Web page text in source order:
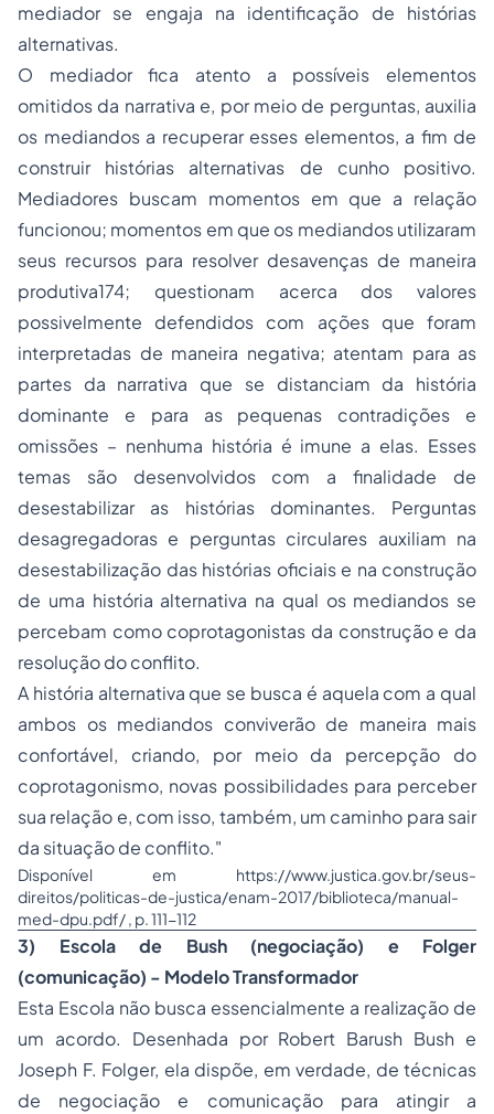
mediador se engaja na identificação de histórias
alternativas.
O mediador fica atento a possíveis elementos
omitidos da narrativa e, por meio de perguntas, auxilia
os mediandos a recuperar esses elementos, a fim de
construir histórias alternativas de cunho positivo.
Mediadores buscam momentos em que a relação
funcionou; momentos em que os mediandos utilizaram
seus recursos para resolver desavenças de maneira
produtiva174; questionam acerca dos valores
possivelmente defendidos com ações que foram
interpretadas de maneira negativa; atentam para as
partes da narrativa que se distanciam da história
dominante e para as pequenas contradições e
omissões – nenhuma história é imune a elas. Esses
temas são desenvolvidos com a finalidade de
desestabilizar as histórias dominantes. Perguntas
desagregadoras e perguntas circulares auxiliam na
desestabilização das histórias oficiais e na construção
de uma história alternativa na qual os mediandos se
percebam como coprotagonistas da construção e da
resolução do conflito.
A história alternativa que se busca é aquela com a qual
ambos os mediandos conviverão de maneira mais
confortável, criando, por meio da percepção do
coprotagonismo, novas possibilidades para perceber
sua relação e, com isso, também, um caminho para sair
da situação de conflito."
Disponível em https://www.justica.gov.br/seus-
direitos/politicas-de-justica/enam-2017/biblioteca/manual-
med-dpu.pdf/ , p. 111-112
3) Escola de Bush (negociação) e Folger
(comunicação) - Modelo Transformador
Esta Escola não busca essencialmente a realização de
um acordo. Desenhada por Robert Barush Bush e
Joseph F. Folger, ela dispõe, em verdade, de técnicas
de negociação e comunicação para atingir a